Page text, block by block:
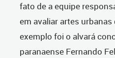
fato de a equipe
em avaliar artes
exemplo foi o alvará
paranaense Fernando